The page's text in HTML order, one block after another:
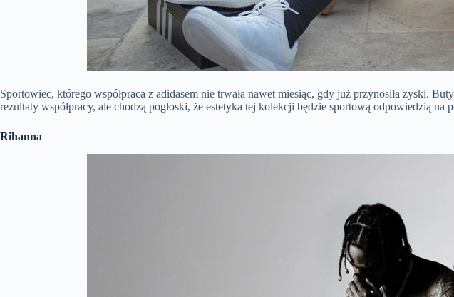
Sportowiec, którego współpraca z adidasem nie trwała nawet miesiąc, gdy już przynosiła zyski.
rezultaty współpracy, ale chodzą pogłoski, że estetyka tej kolekcji będzie sportową odpowiedzią na
Rihanna